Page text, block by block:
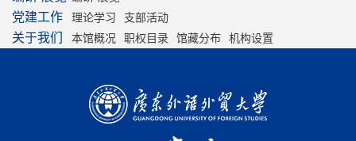
党建工作 理论学习 支部活动
关于我们 本馆概况 职权目录 馆藏分布 机构设置